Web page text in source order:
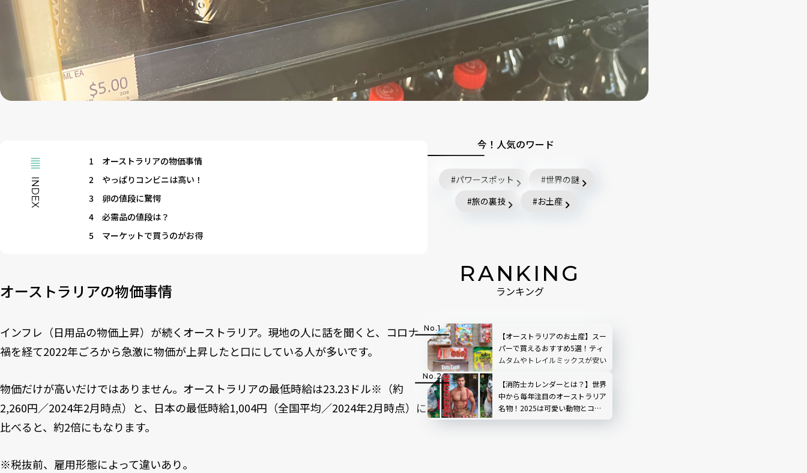
INDEX
1
オーストラリアの物価事情
2
やっぱりコンビニは高い！
3
卵の値段に驚愕
4
必需品の値段は？
5
マーケットで買うのがお得
オーストラリアの物価事情
インフレ（日用品の物価上昇）が続くオーストラリア。現地の人に話を聞くと、コロナ
禍を経て2022年ごろから急激に物価が上昇したと口にしている人が多いです。
物価だけが高いだけではありません。オーストラリアの最低時給は23.23ドル※（約
2,260円／2024年2月時点）と、日本の最低時給1,004円（全国平均／2024年2月時点）に
比べると、約2倍にもなります。
※税抜前、雇用形態によって違いあり。
今！人気のワード
パワースポット
世界の謎
旅の裏技
お土産
RANKING
ランキング
【オーストラリアのお土産】スー
パーで買えるおすすめ5選！ティ
ムタムやトレイルミックスが安い
【消防士カレンダーとは？】世界
中から毎年注目のオーストラリア
名物！2025は可愛い動物とコラ
ボで最強の癒やし